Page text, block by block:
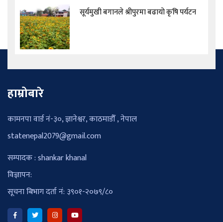
सूर्यमुखी बगानले श्रीपुरमा बढायो कृषि पर्यटन
हाम्रोबारे
कामनपा वार्ड नं-३०, ज्ञानेश्वर, काठमाडौँ , नेपाल
statenepal2079@gmail.com
सम्पादक : shankar khanal
विज्ञापन:
सूचना बिभाग दर्ता नं: ३९०१-२०७९/८०